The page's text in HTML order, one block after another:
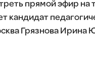
прямой эфир на
кандидат
Грязнова Ирина